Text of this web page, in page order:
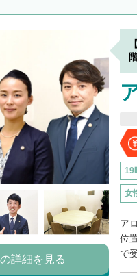
19
女
ア
位
で
詳細を見る